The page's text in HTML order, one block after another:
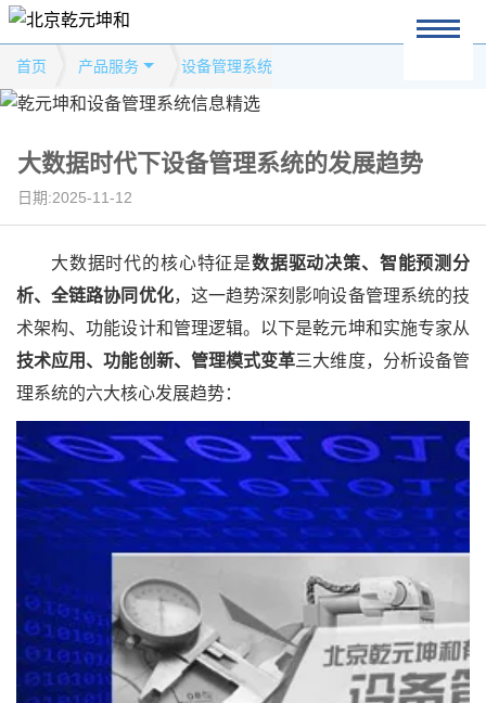
首页 产品服务 设备管理系统
大数据时代下设备管理系统的发展趋势
日期:2025-11-12
大数据时代的核心特征是数据驱动决策、智能预测分
析、全链路协同优化，这一趋势深刻影响设备管理系统的技
术架构、功能设计和管理逻辑。以下是乾元坤和实施专家从
技术应用、功能创新、管理模式变革三大维度，分析设备管
理系统的六大核心发展趋势：